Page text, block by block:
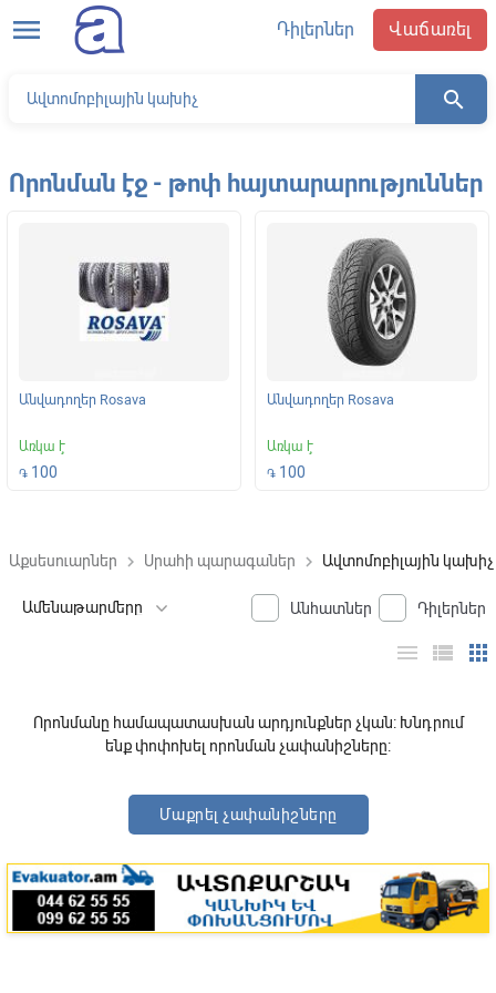
menu Դիլերներ Վաճառել
search
Որոնման էջ - թոփ հայտարարություններ
Անվադողեր Rosava
Առկա է
֏ 100
Անվադողեր Rosava
Առկա է
֏ 100
Աքսեսուարներ keyboard_arrow_right Սրահի պարագաներ keyboard_arrow_right Ավտոմոբիլային կախիչ
Անհատներ Դիլերներ
apps
view_list
menu
Որոնմանը համապատասխան արդյունքներ չկան: Խնդրում
ենք փոփոխել որոնման չափանիշները:
Մաքրել չափանիշները